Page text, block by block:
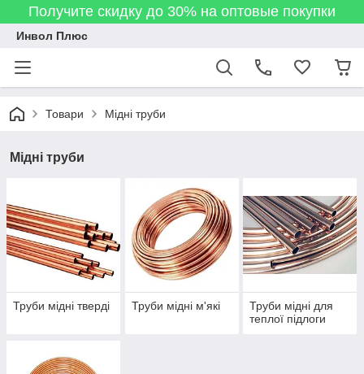
Получите скидку до 30% на оптовые покупки
Инвол Плюс
Товари Мідні труби
Мідні труби
Труби мідні тверді Труби мідні м'які
Труби мідні для
теплої підлоги